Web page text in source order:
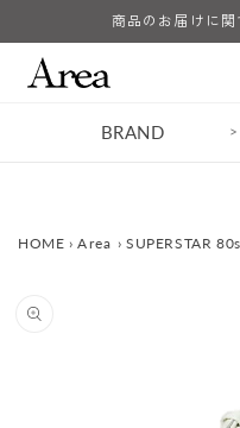
進む
商品のお届けに
BRAND >
HOME › Area › SUPERSTAR